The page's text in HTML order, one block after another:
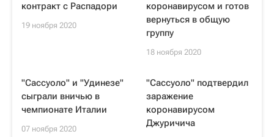
контракт с Распадори
19 ноября 2020
коронавирусом и готов
вернуться в общую
группу
18 ноября 2020
"Сассуоло" и "Удинезе"
сыграли вничью в
чемпионате Италии
07 ноября 2020
"Сассуоло" подтвердил
заражение
коронавирусом
Джуричича